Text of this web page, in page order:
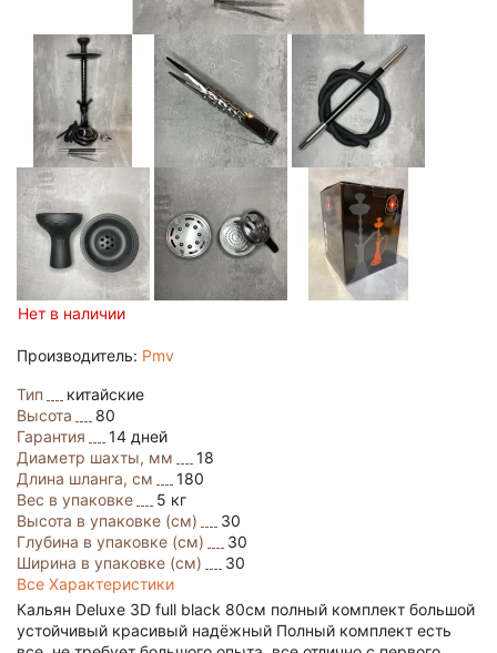
Нет в наличии
Производитель: Pmv
Тип
китайские
Высота
80
Гарантия
14 дней
Диаметр шахты, мм
18
Длина шланга, см
180
Вес в упаковке
5 кг
Высота в упаковке (см)
30
Глубина в упаковке (см)
30
Ширина в упаковке (см)
30
Все Характеристики
Кальян Deluxe 3D full black 80см полный комплект большой
устойчивый красивый надёжный Полный комплект есть